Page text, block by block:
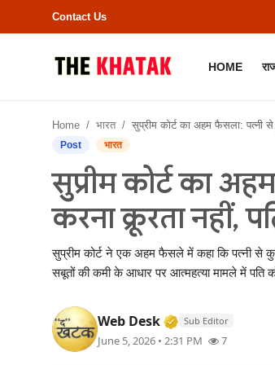
Contact Us
HOME
Contact Us
राजस्थान
राजनीति
बॉलीवुड
Home भारत सुप्रीम कोर्ट का अहम फैसला: पत्नी से कुछ दिनों तक बात न करना क्रूरता नहीं,
Post भारत
सुप्रीम कोर्ट का
करना क्रूरता नहीं,
सुप्रीम कोर्ट ने एक अहम फैसले में कहा कि पत्नी
सबूतों की कमी के आधार पर आत्महत्या मामले में पति
Web Desk Verified Media
Sub Editor
June 5, 2026 • 2:31 PM 7